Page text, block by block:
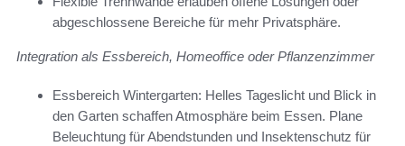
abgeschlossene Bereiche für mehr Privatsphäre.
Integration als Essbereich, Homeoffice oder Pflanzenzimmer
Essbereich Wintergarten: Helles Tageslicht und Blick in
den Garten schaffen Atmosphäre beim Essen. Plane
Beleuchtung für Abendstunden und Insektenschutz für